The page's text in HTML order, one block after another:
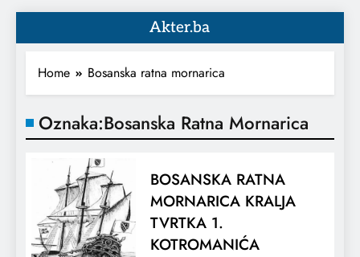
Akter.ba
Home Bosanska ratna mornarica
Oznaka:Bosanska Ratna Mornarica
BOSANSKA RATNA
MORNARICA KRALJA
TVRTKA 1.
KOTROMANIĆA